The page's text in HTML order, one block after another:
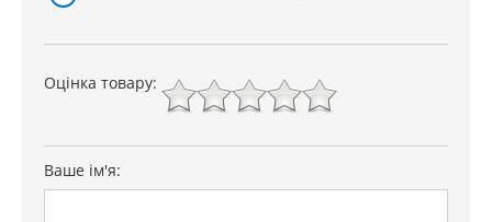
Оцінка товару:
Ваше ім'я: